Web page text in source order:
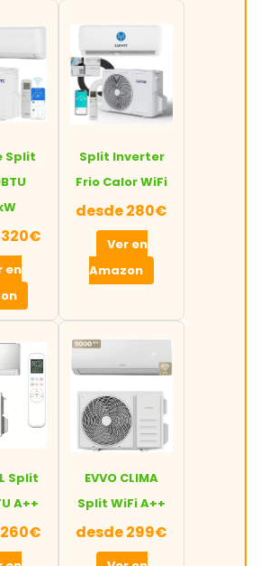
Split
en
Split Inverter
Frio Calor WiFi
desde 280€
Ver en
Amazon
Split
A++
EVVO CLIMA
Split WiFi A++
desde 299€